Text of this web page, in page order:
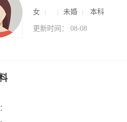
女 未婚 本科
更新时间： 08-08